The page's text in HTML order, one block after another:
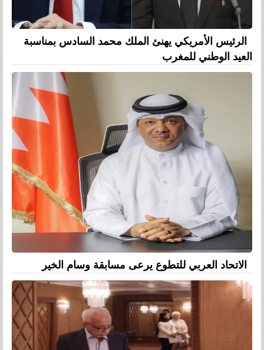
الرئيس الأمريكي يهنئ الملك محمد السادس بمناسبة
العيد الوطني للمغرب
الاتحاد العربي للتطوع يرعى مسابقة وسام الخير